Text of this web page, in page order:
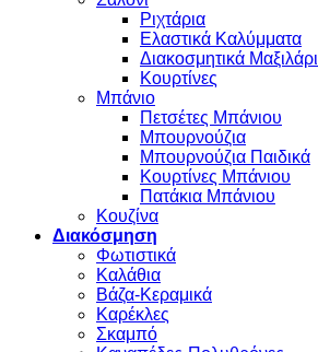
Ριχτάρια
Ελαστικά Καλύμματα
Διακοσμητικά
Κουρτίνες
Μπάνιο
Πετσέτες Μπάνιου
Μπουρνούζια
Μπουρνούζια Παιδικά
Κουρτίνες Μπάνιου
Πατάκια Μπάνιου
Κουζίνα
Διακόσμηση
Φωτιστικά
Καλάθια
Βάζα-Κεραμικά
Καρέκλες
Σκαμπό